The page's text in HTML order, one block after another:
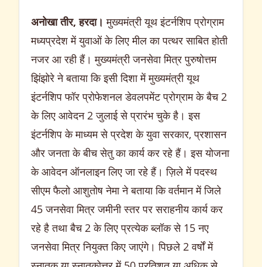
अनोखा तीर, हरदा। मुख्यमंत्री यूथ इंटर्नशिप प्रोग्राम
मध्यप्रदेश में युवाओं के लिए मील का पत्थर साबित होती
नजर आ रही हैं। मुख्यमंत्री जनसेवा मित्र पुरुषोत्तम
झिंझोरे ने बताया कि इसी दिशा में मुख्यमंत्री यूथ
इंटर्नशिप फॉर प्रोफेशनल डेवलपमेंट प्रोग्राम के बैच 2
के लिए आवेदन 2 जुलाई से प्रारंभ चुके है। इस
इंटर्नशिप के माध्यम से प्रदेश के युवा सरकार, प्रशासन
और जनता के बीच सेतु का कार्य कर रहे हैं। इस योजना
के आवेदन ऑनलाइन लिए जा रहे हैं। ज़िले में पदस्थ
सीएम फैलो आशुतोष नेमा ने बताया कि वर्तमान में जिले
45 जनसेवा मित्र जमीनी स्तर पर सराहनीय कार्य कर
रहे है तथा बैच 2 के लिए प्रत्येक ब्लॉक से 15 नए
जनसेवा मित्र नियुक्त किए जाएंगे। पिछले 2 वर्षों में